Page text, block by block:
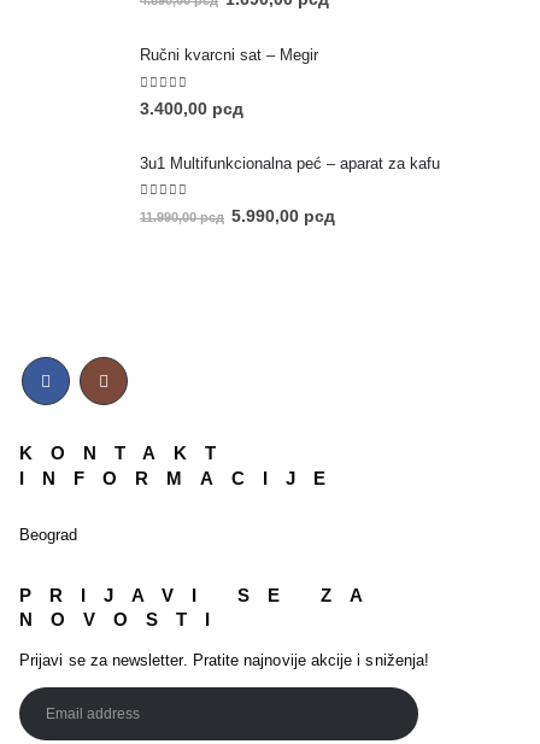
Ručni kvarcni sat – Megir
5.00out of 5
3.400,00 рсд
3u1 Multifunkcionalna peć – aparat za kafu
5.00out of 5
11.990,00рсд 5.990,00 рсд
KONTAKT
INFORMACIJE
Beograd
PRIJAVI SE ZA
NOVOSTI
Prijavi se za newsletter. Pratite najnovije akcije i sniženja!